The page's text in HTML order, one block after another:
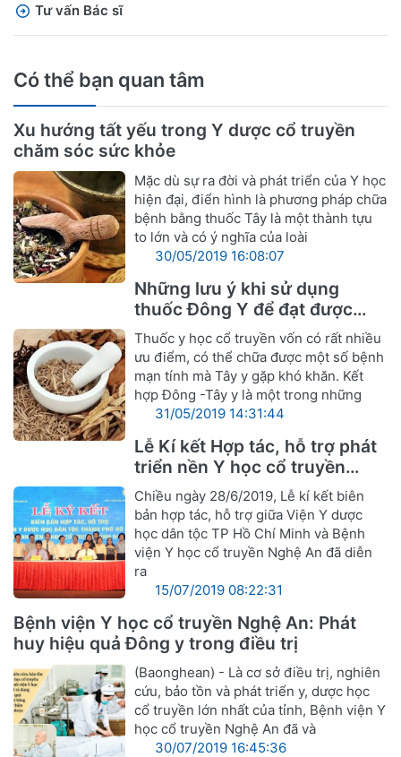
Tư vấn Bác sĩ
Có thể bạn quan tâm
Xu hướng tất yếu trong Y dược cổ truyền
chăm sóc sức khỏe
Mặc dù sự ra đời và phát triển của Y học
hiện đại, điển hình là phương pháp chữa
bệnh bằng thuốc Tây là một thành tựu
to lớn và có ý nghĩa của loài
30/05/2019 16:08:07
Những lưu ý khi sử dụng
thuốc Đông Y để đạt được
hiệu quả tốt nhất
Thuốc y học cổ truyền vốn có rất nhiều
ưu điểm, có thể chữa được một số bệnh
mạn tính mà Tây y gặp khó khăn. Kết
hợp Đông -Tây y là một trong những
31/05/2019 14:31:44
Lễ Kí kết Hợp tác, hỗ trợ phát
triển nền Y học cổ truyền
Nghệ An
Chiều ngày 28/6/2019, Lễ kí kết biên
bản hợp tác, hỗ trợ giữa Viện Y dược
học dân tộc TP Hồ Chí Minh và Bệnh
viện Y học cổ truyền Nghệ An đã diễn
ra
15/07/2019 08:22:31
Bệnh viện Y học cổ truyền Nghệ An: Phát
huy hiệu quả Đông y trong điều trị
(Baonghean) - Là cơ sở điều trị, nghiên
cứu, bảo tồn và phát triển y, dược học
cổ truyền lớn nhất của tỉnh, Bệnh viện Y
học cổ truyền Nghệ An đã và
30/07/2019 16:45:36